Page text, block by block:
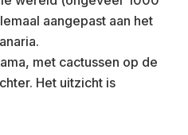
aangepast aan het
met cactussen op de
Het uitzicht is